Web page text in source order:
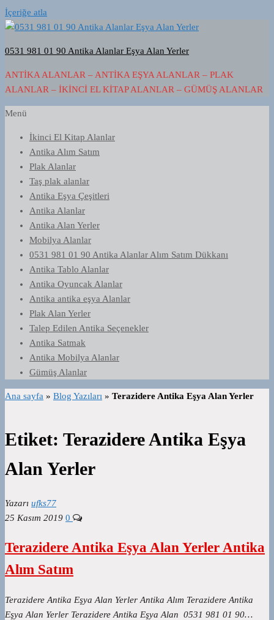
İçeriğe atla
0531 981 01 90 Antika Alanlar Eşya Alan Yerler
ANTIKA ALANLAR – ANTIKA EŞYA ALANLAR – PLAK
ALANLAR – İKINCI EL KITAP ALANLAR – GÜMÜŞ ALANLAR
Menü
İkinci El Kitap Alanlar
Antika Alım Satım
Plak Alanlar
Taş plak alanlar
Antika Eşya Çeşitleri
Antika Alanlar
Antika Alan Yerler
Mobilya Alanlar
0531 981 01 90 Antika Alanlar Alım Satım Dükkanı
Antika Tablo Alanlar
Antika Oyuncak Alanlar
Antika antika eşya Alanlar
Plak Alan Yerler
Talep Edilen Antika Seçenekler
Antika Satmak
Antika Mobilya Alanlar
Gümüş Alanlar
Ana sayfa » Blog Yazıları » Terazidere Antika Eşya Alan Yerler
Etiket: Terazidere Antika Eşya
Alan Yerler
Yazarı ufks77
25 Kasım 2019 0
Terazidere Antika Eşya Alan Yerler Antika
Alım Satım
Terazidere Antika Eşya Alan Yerler Antika Alım Terazidere Antika
Eşya Alan Yerler Terazidere Antika Eşya Alan 0531 981 01 90…